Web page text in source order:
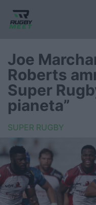
Nazionale
Nazionali giovanili
Rugby Sevens
FIR
Internazionale
6 Nazioni
Joe
Roberts
Super
pianeta”
SUPER RUGBY